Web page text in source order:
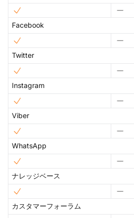
Facebook
Twitter
Instagram
Viber
WhatsApp
ナレッジベース
カスタマーフォーラム